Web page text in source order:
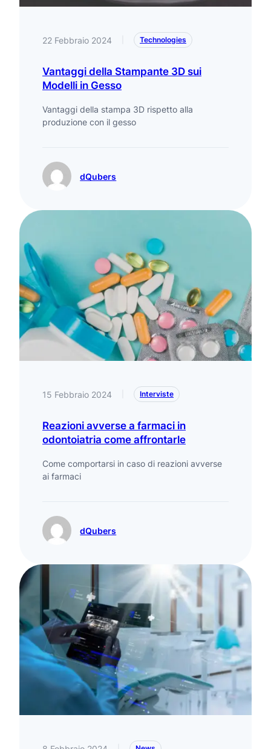
22 Febbraio 2024 Technologies
Vantaggi della Stampante 3D sui
Modelli in Gesso
Vantaggi della stampa 3D rispetto alla
produzione con il gesso
dQubers
15 Febbraio 2024 Interviste
Reazioni avverse a farmaci in
odontoiatria come affrontarle
Come comportarsi in caso di reazioni avverse
ai farmaci
dQubers